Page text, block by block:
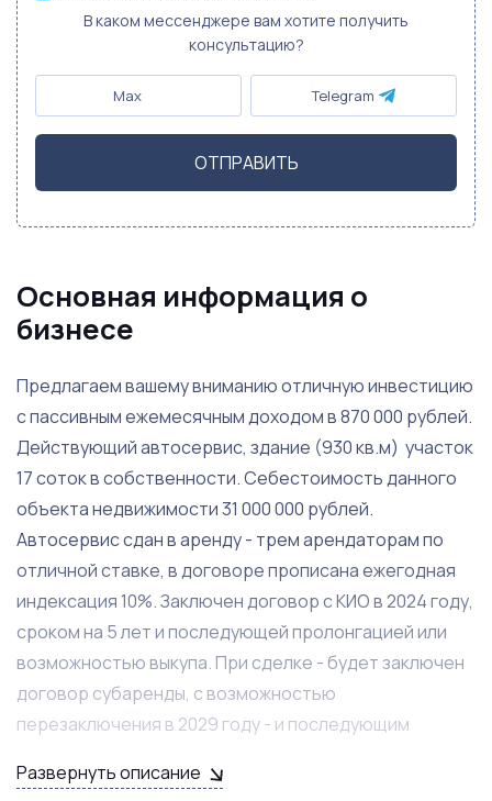
В каком мессенджере вам хотите получить
консультацию?
Max Telegram
ОТПРАВИТЬ
Основная информация о
бизнесе
Предлагаем вашему вниманию отличную инвестицию
с пассивным ежемесячным доходом в 870 000 рублей.
Действующий автосервис, здание (930 кв.м) участок
17 соток в собственности. Себестоимость данного
объекта недвижимости 31 000 000 рублей.
Автосервис сдан в аренду - трем арендаторам по
отличной ставке, в договоре прописана ежегодная
индексация 10%. Заключен договор с КИО в 2024 году,
сроком на 5 лет и последующей пролонгацией или
возможностью выкупа. При сделке - будет заключен
договор субаренды, с возможностью
перезаключения в 2029 году - и последующим
транспортная развязка; с одной стороны от участка
Развернуть описание